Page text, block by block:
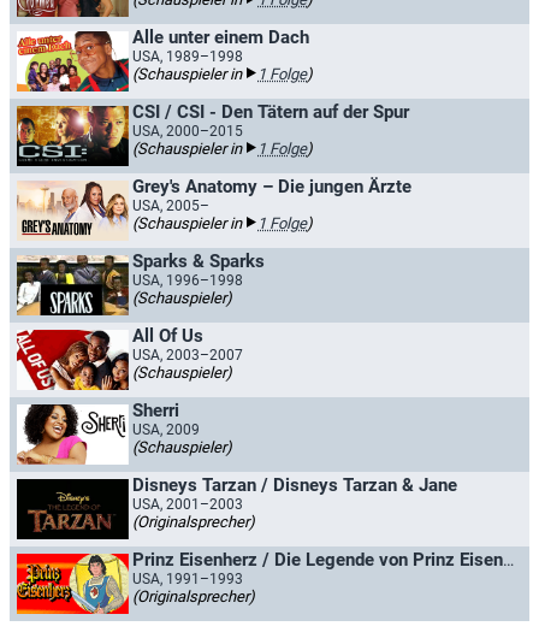
Alle unter einem Dach
USA, 1989–1998
(Schauspieler in 1 Folge)
CSI / CSI - Den Tätern auf der Spur
USA, 2000–2015
(Schauspieler in 1 Folge)
Grey's Anatomy – Die jungen Ärzte
USA, 2005–
(Schauspieler in 1 Folge)
Sparks & Sparks
USA, 1996–1998
(Schauspieler)
All Of Us
USA, 2003–2007
(Schauspieler)
Sherri
USA, 2009
(Schauspieler)
Disneys Tarzan / Disneys Tarzan & Jane
USA, 2001–2003
(Originalsprecher)
Prinz Eisenherz / Die Legende von Prinz Eisenherz
USA, 1991–1993
(Originalsprecher)